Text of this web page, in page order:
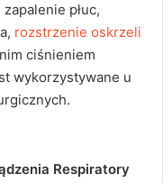
płuc,
rozstrzenie oskrzeli
ciśnieniem
wykorzystywane u
Respiratory